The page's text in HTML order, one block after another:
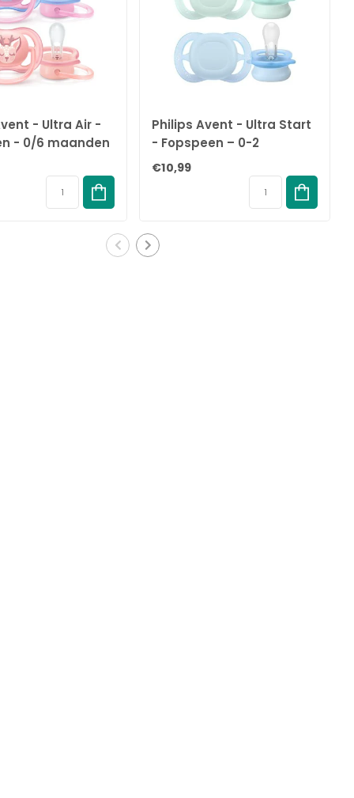
- Ultra Air -
- 0/6 maanden
SCF085/02
Philips Avent - Ultra Start
- Fopspeen – 0-2
maanden – Groen/Blauw
€10,99